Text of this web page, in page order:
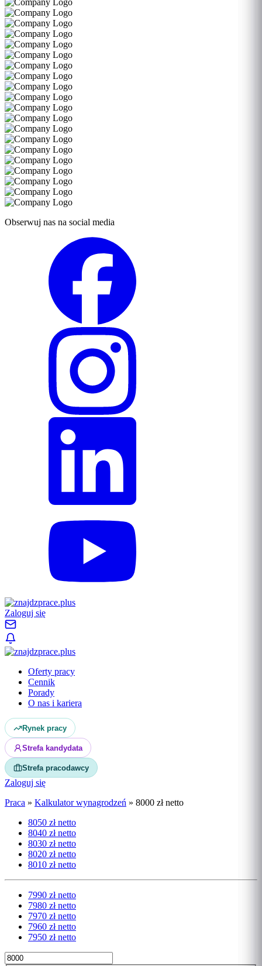
Obserwuj nas na social media
Zaloguj się
Oferty pracy
Cennik
Porady
O nas i kariera
Rynek pracy
Strefa kandydata
Strefa pracodawcy
Zaloguj się
Praca » Kalkulator wynagrodzeń » 8000 zł netto
8050 zł netto
8040 zł netto
8030 zł netto
8020 zł netto
8010 zł netto
7990 zł netto
7980 zł netto
7970 zł netto
7960 zł netto
7950 zł netto